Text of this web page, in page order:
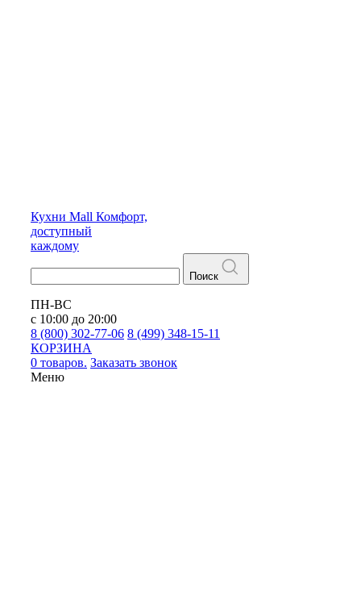
Кухни Mall Комфорт,
доступный
каждому
Поиск
ПН-ВС
с 10:00 до 20:00
8 (800) 302-77-06 8 (499) 348-15-11
КОРЗИНА
0 товаров. Заказать звонок
Меню